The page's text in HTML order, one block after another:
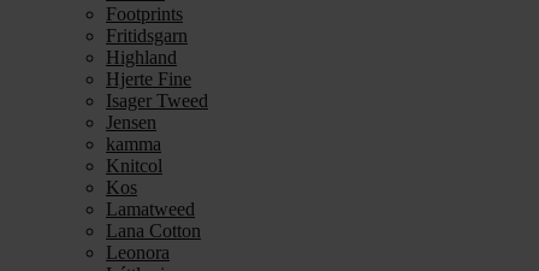
Footprints
Fritidsgarn
Highland
Hjerte Fine
Isager Tweed
Jensen
kamma
Knitcol
Kos
Lamatweed
Lana Cotton
Leonora